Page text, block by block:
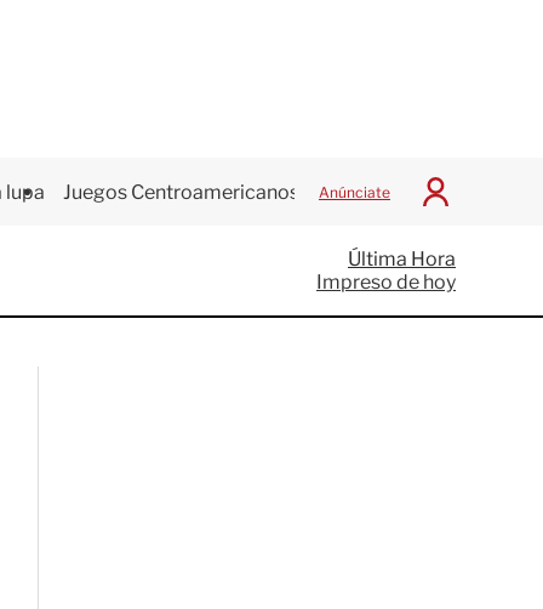
lupa Juegos Centroamericanos Anúnciate
I
c
i
a
Última Hora
Impreso de hoy